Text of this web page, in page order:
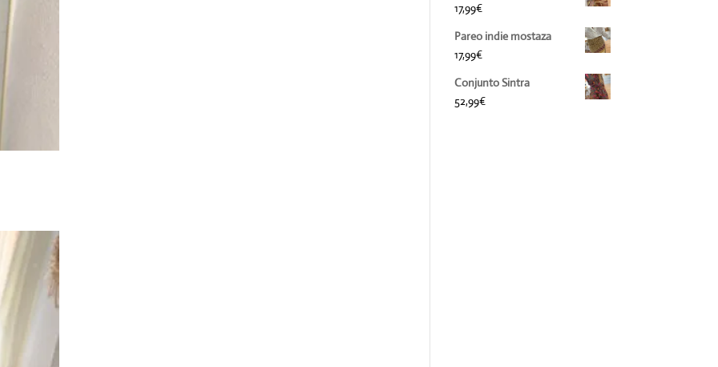
17,99€
Pareo indie mostaza
17,99€
Conjunto Sintra
52,99€